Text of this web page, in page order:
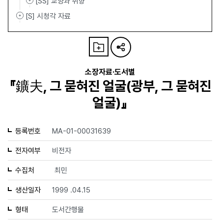
[S] 시청각 자료
소장자료·도서별
『鑛夫, 그 묻혀진 얼굴(광부, 그 묻혀진
얼굴)』
등록번호 MA-01-00031639
전자여부 비전자
수집처 최민
생산일자 1999 .04.15
형태 도서간행물